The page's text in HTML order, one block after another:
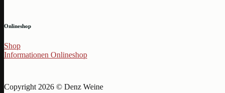
Onlineshop
Shop
Informationen Onlineshop
Copyright 2026 © Denz Weine